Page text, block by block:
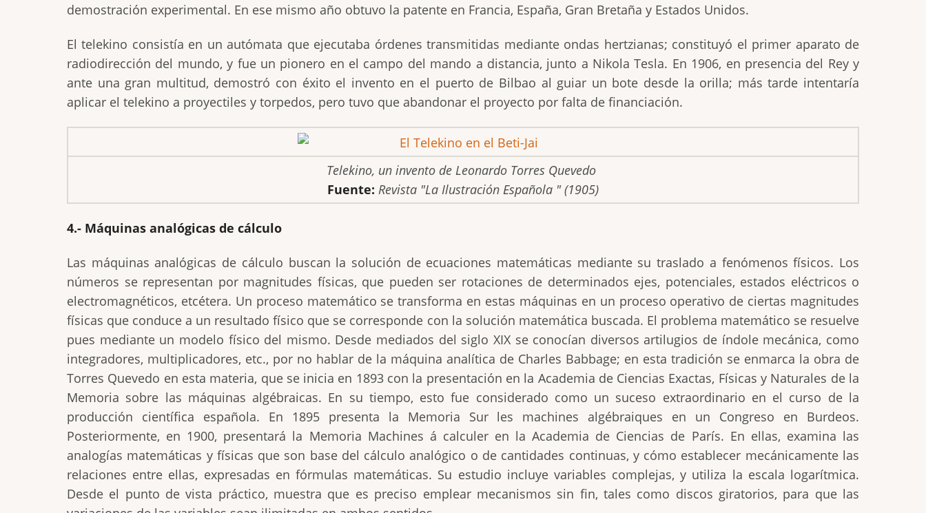
demostración experimental. En ese mismo año obtuvo la patente en Francia, España, Gran Bretaña y Estados Unidos.
El telekino consistía en un autómata que ejecutaba órdenes transmitidas mediante ondas hertzianas; constituyó el primer aparato de
radiodirección del mundo, y fue un pionero en el campo del mando a distancia, junto a Nikola Tesla. En 1906, en presencia del Rey y
ante una gran multitud, demostró con éxito el invento en el puerto de Bilbao al guiar un bote desde la orilla; más tarde intentaría
aplicar el telekino a proyectiles y torpedos, pero tuvo que abandonar el proyecto por falta de financiación.
Telekino, un invento de Leonardo Torres Quevedo
Fuente: Revista "La Ilustración Española " (1905)
4.- Máquinas analógicas de cálculo
Las máquinas analógicas de cálculo buscan la solución de ecuaciones matemáticas mediante su traslado a fenómenos físicos. Los
números se representan por magnitudes físicas, que pueden ser rotaciones de determinados ejes, potenciales, estados eléctricos o
electromagnéticos, etcétera. Un proceso matemático se transforma en estas máquinas en un proceso operativo de ciertas magnitudes
físicas que conduce a un resultado físico que se corresponde con la solución matemática buscada. El problema matemático se resuelve
pues mediante un modelo físico del mismo. Desde mediados del siglo XIX se conocían diversos artilugios de índole mecánica, como
integradores, multiplicadores, etc., por no hablar de la máquina analítica de Charles Babbage; en esta tradición se enmarca la obra de
Torres Quevedo en esta materia, que se inicia en 1893 con la presentación en la Academia de Ciencias Exactas, Físicas y Naturales de la
Memoria sobre las máquinas algébraicas. En su tiempo, esto fue considerado como un suceso extraordinario en el curso de la
producción científica española. En 1895 presenta la Memoria Sur les machines algébraiques en un Congreso en Burdeos.
Posteriormente, en 1900, presentará la Memoria Machines á calculer en la Academia de Ciencias de París. En ellas, examina las
analogías matemáticas y físicas que son base del cálculo analógico o de cantidades continuas, y cómo establecer mecánicamente las
relaciones entre ellas, expresadas en fórmulas matemáticas. Su estudio incluye variables complejas, y utiliza la escala logarítmica.
Desde el punto de vista práctico, muestra que es preciso emplear mecanismos sin fin, tales como discos giratorios, para que las